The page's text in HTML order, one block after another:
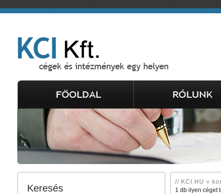
Keresés
// KCI.HU «
1 db ilyen céget